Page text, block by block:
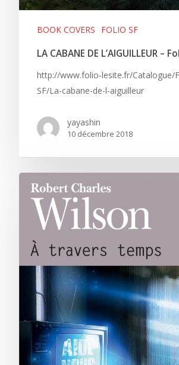
BOOK COVERS FOLIO SF
LA CABANE DE L’AIGUILLEUR –
http://www.folio-lesite.fr/Catalogue/
SF/La-cabane-de-l-aiguilleur
yayashin
10 décembre 2018